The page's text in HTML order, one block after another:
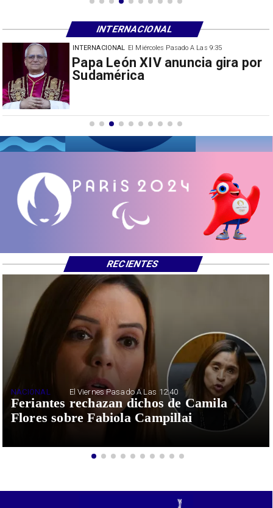
El Miércoles Pasado A Las 9:35
China restringe exportación de
drones a EEUU y sanciona
INTERNACIONAL
INTERNACIONAL
Feriantes rechazan dichos de Camila
Flores sobre Fabiola Campillai
NACIONAL El Viernes Pasado A Las 12:40
RECIENTES